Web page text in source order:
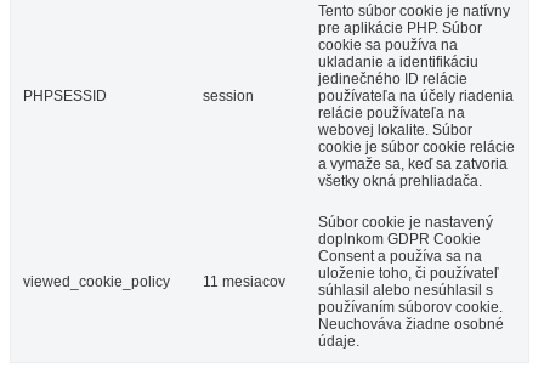
PHPSESSID session
Tento súbor cookie je natívny
pre aplikácie PHP. Súbor
cookie sa používa na
ukladanie a identifikáciu
jedinečného ID relácie
používateľa na účely riadenia
relácie používateľa na
webovej lokalite. Súbor
cookie je súbor cookie relácie
a vymaže sa, keď sa zatvoria
všetky okná prehliadača.
viewed_cookie_policy 11 mesiacov
Súbor cookie je nastavený
doplnkom GDPR Cookie
Consent a používa sa na
uloženie toho, či používateľ
súhlasil alebo nesúhlasil s
používaním súborov cookie.
Neuchováva žiadne osobné
údaje.